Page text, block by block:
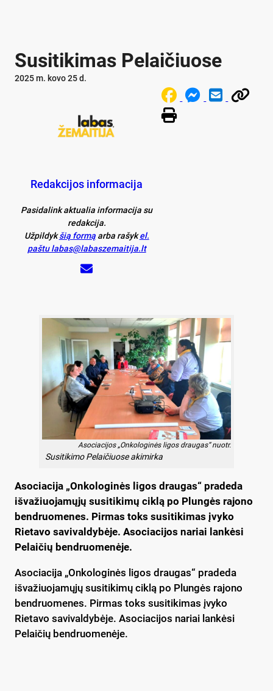
Susitikimas Pelaičiuose
2025 m. kovo 25 d.
Redakcijos informacija
Pasidalink aktualia informacija su
redakcija.
Užpildykšią formąarba rašykel.
paštu labas@labaszemaitija.lt
Asociacijos „Onkologinės ligos draugas“ nuotr.
Susitikimo Pelaičiuose akimirka
Asociacija „Onkologinės ligos draugas“ pradeda
išvažiuojamųjų susitikimų ciklą po Plungės rajono
bendruomenes. Pirmas toks susitikimas įvyko
Rietavo savivaldybėje. Asociacijos nariai lankėsi
Pelaičių bendruomenėje.
Asociacija „Onkologinės ligos draugas“ pradeda
išvažiuojamųjų susitikimų ciklą po Plungės rajono
bendruomenes. Pirmas toks susitikimas įvyko
Rietavo savivaldybėje. Asociacijos nariai lankėsi
Pelaičių bendruomenėje.